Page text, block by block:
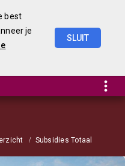
best
je
SLUIT
Subsidies Totaal